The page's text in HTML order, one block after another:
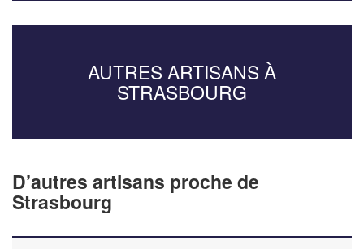
AUTRES ARTISANS À
STRASBOURG
D’autres artisans proche de
Strasbourg